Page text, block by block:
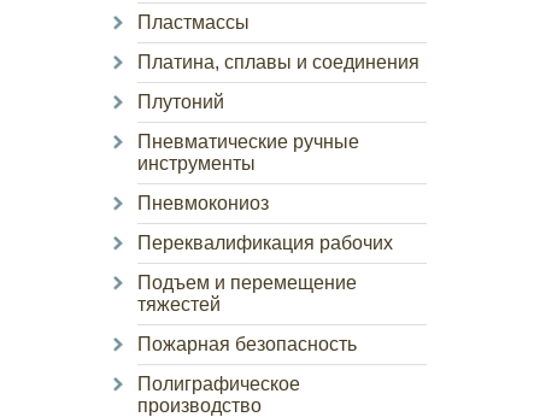
Пластмассы
Платина, сплавы и соединения
Плутоний
Пневматические ручные
инструменты
Пневмокониоз
Переквалификация рабочих
Подъем и перемещение
тяжестей
Пожарная безопасность
Полиграфическое
производство